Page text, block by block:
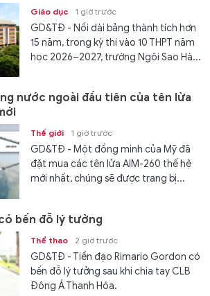
Giáo dục 1 giờ trước
GD&TĐ - Nối dài bảng thành tích hơn
15 năm, trong kỳ thi vào 10 THPT năm
học 2026–2027, trường Ngôi Sao Hà...
nước ngoài đầu tiên của tên lửa
Thế giới 1 giờ trước
GD&TĐ - Một đồng minh của Mỹ đã
đặt mua các tên lửa AIM-260 thế hệ
mới nhất, chúng sẽ được trang bị...
bến đỗ lý tưởng
Thể thao 2 giờ trước
GD&TĐ - Tiền đạo Rimario Gordon có
bến đỗ lý tưởng sau khi chia tay CLB
Đông Á Thanh Hóa.